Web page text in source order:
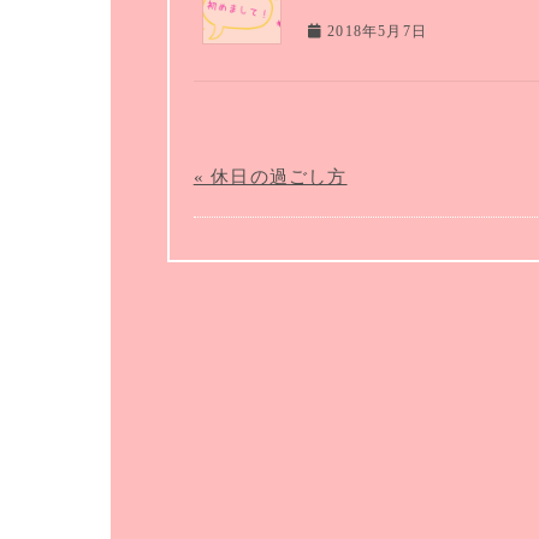
2018年5月7日
« 休日の過ごし方